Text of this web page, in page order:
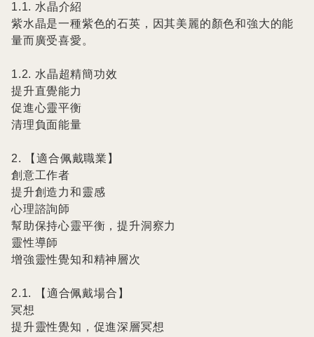
1.1. 水晶介紹
紫水晶是一種紫色的石英，因其美麗的顏色和強大的能
量而廣受喜愛。
1.2. 水晶超精簡功效
提升直覺能力
促進心靈平衡
清理負面能量
2. 【適合佩戴職業】
創意工作者
提升創造力和靈感
心理諮詢師
幫助保持心靈平衡，提升洞察力
靈性導師
增強靈性覺知和精神層次
2.1. 【適合佩戴場合】
冥想
提升靈性覺知，促進深層冥想